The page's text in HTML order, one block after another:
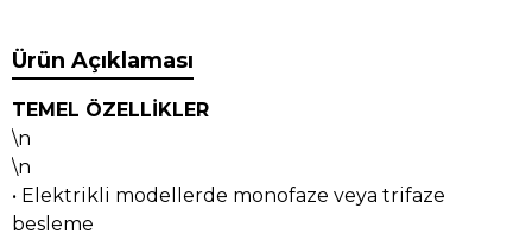
Ürün Açıklaması
TEMEL ÖZELLİKLER
\n
\n
• Elektrikli modellerde monofaze veya trifaze
besleme